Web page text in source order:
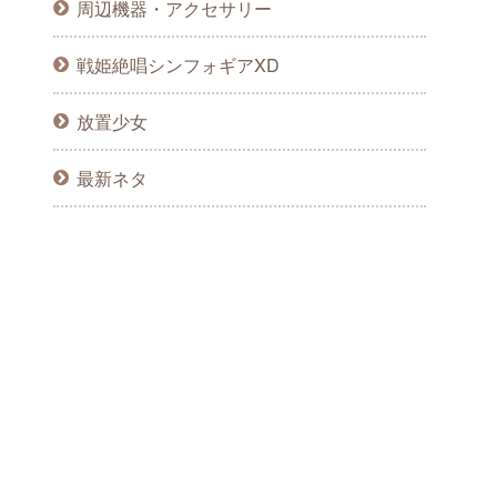
周辺機器・アクセサリー
戦姫絶唱シンフォギアXD
放置少女
最新ネタ